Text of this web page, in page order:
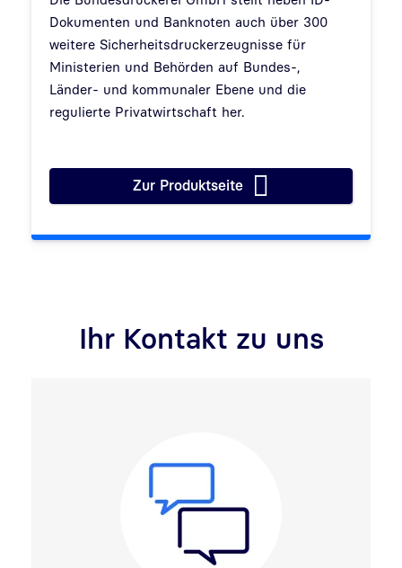
Dokumenten und Banknoten auch über 300
weitere Sicherheitsdruckerzeugnisse für
Ministerien und Behörden auf Bundes-,
Länder- und kommunaler Ebene und die
regulierte Privatwirtschaft her.
Zur ProduktseiteSichere Druckerzeugnisse
Ihr Kontakt zu uns